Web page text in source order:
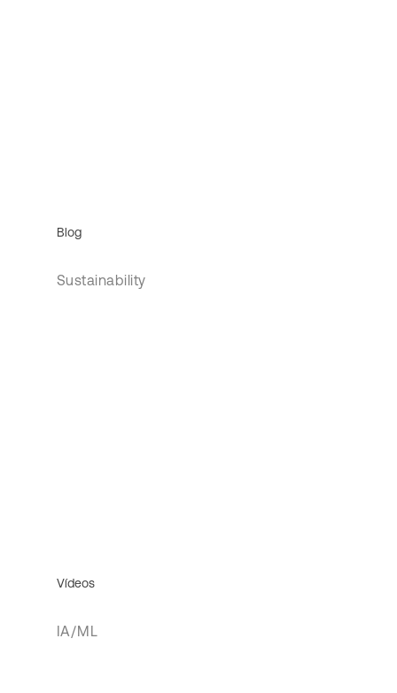
Blog
Sustainability
Vídeos
IA/ML